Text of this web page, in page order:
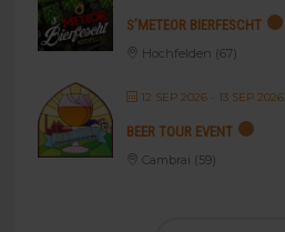
S’METEOR BIERFESCHT
Hochfelden (67)
12 SEP 2026- 13 SEP 2026
BEER TOUR EVENT
Cambrai (59)